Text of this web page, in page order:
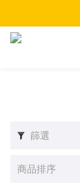
篩選
商品排序